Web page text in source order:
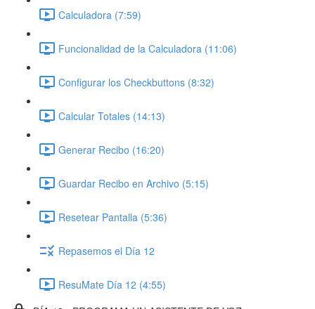
Calculadora (7:59)
Funcionalidad de la Calculadora (11:06)
Configurar los Checkbuttons (8:32)
Calcular Totales (14:13)
Generar Recibo (16:20)
Guardar Recibo en Archivo (5:15)
Resetear Pantalla (5:36)
Repasemos el Día 12
ResuMate Día 12 (4:55)